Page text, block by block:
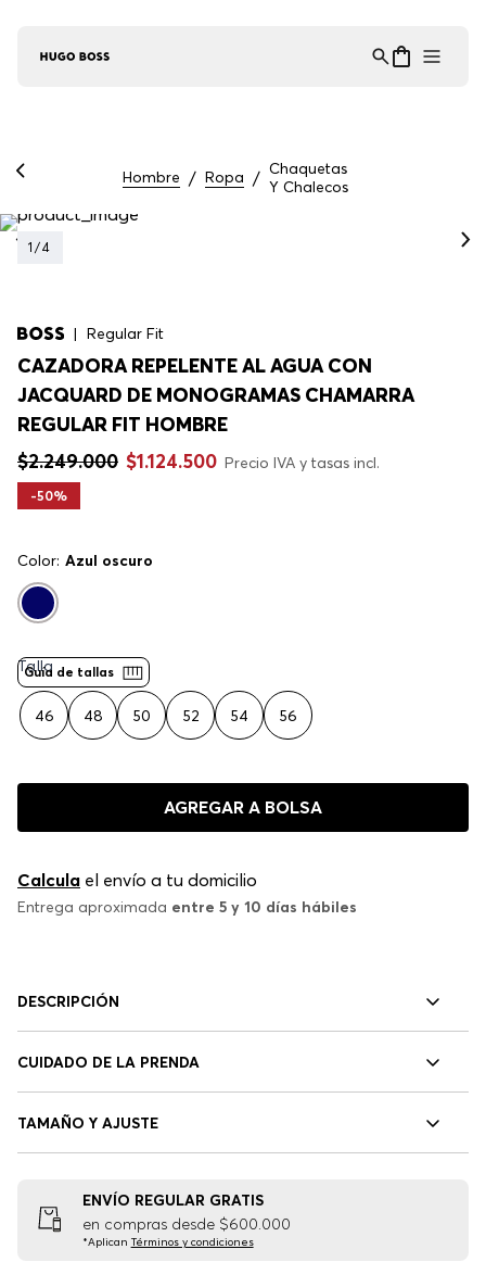
Hombre Ropa
Chaquetas
Y Chalecos
1 /4
Regular Fit
CAZADORA REPELENTE AL AGUA CON
JACQUARD DE MONOGRAMAS CHAMARRA
REGULAR FIT HOMBRE
$2.249.000 $1.124.500 Precio IVA y tasas incl.
-50%
Color: Azul oscuro
Guía de tallas
Talla
46 48 50 52 54 56
AGREGAR A BOLSA
Calcula el envío a tu domicilio
Entrega aproximada entre 5 y 10 días hábiles
DESCRIPCIÓN
CUIDADO DE LA PRENDA
TAMAÑO Y AJUSTE
ENVÍO REGULAR GRATIS
en compras desde $600.000
*Aplican Términos y condiciones
Asistente Virtual
en línea ⋮